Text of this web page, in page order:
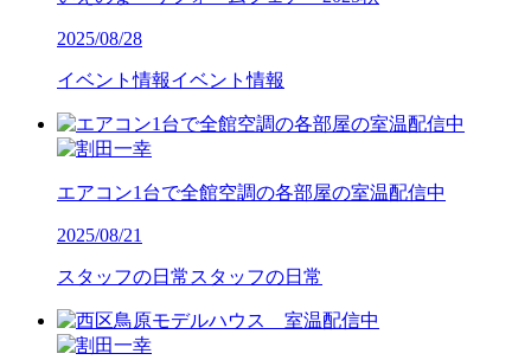
2025/08/28
イベント情報イベント情報
エアコン1台で全館空調の各部屋の室温配信中
2025/08/21
スタッフの日常 スタッフの日常